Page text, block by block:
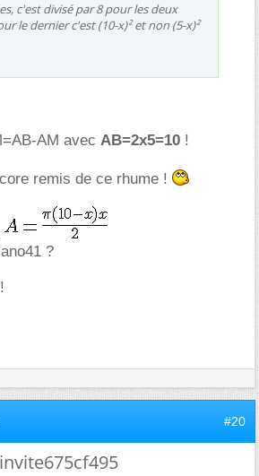
c'est divisé par 8 pour les deux
le dernier c'est (10-x)² et non (5-x)²
AM avec AB=2x5=10 !
remis de ce rhume !
?
#20
invite675cf495